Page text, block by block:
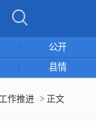
公开
县情
作推进 > 正文